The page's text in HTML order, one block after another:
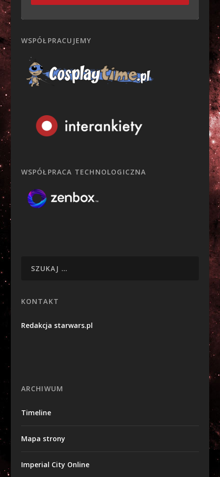
WSPÓŁPRACUJEMY
WSPÓŁPRACA TECHNOLOGICZNA
KONTAKT
Redakcja starwars.pl
ARCHIWUM
Timeline
Mapa strony
Imperial City Online